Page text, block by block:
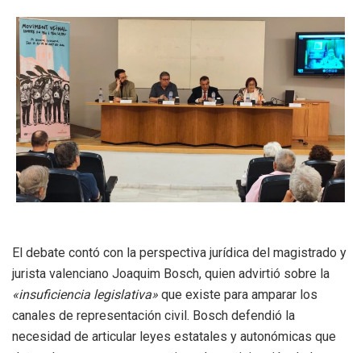
El debate contó con la perspectiva jurídica del magistrado y
jurista valenciano Joaquim Bosch, quien advirtió sobre la
«insuficiencia legislativa» que existe para amparar los
canales de representación civil. Bosch defendió la
necesidad de articular leyes estatales y autonómicas que